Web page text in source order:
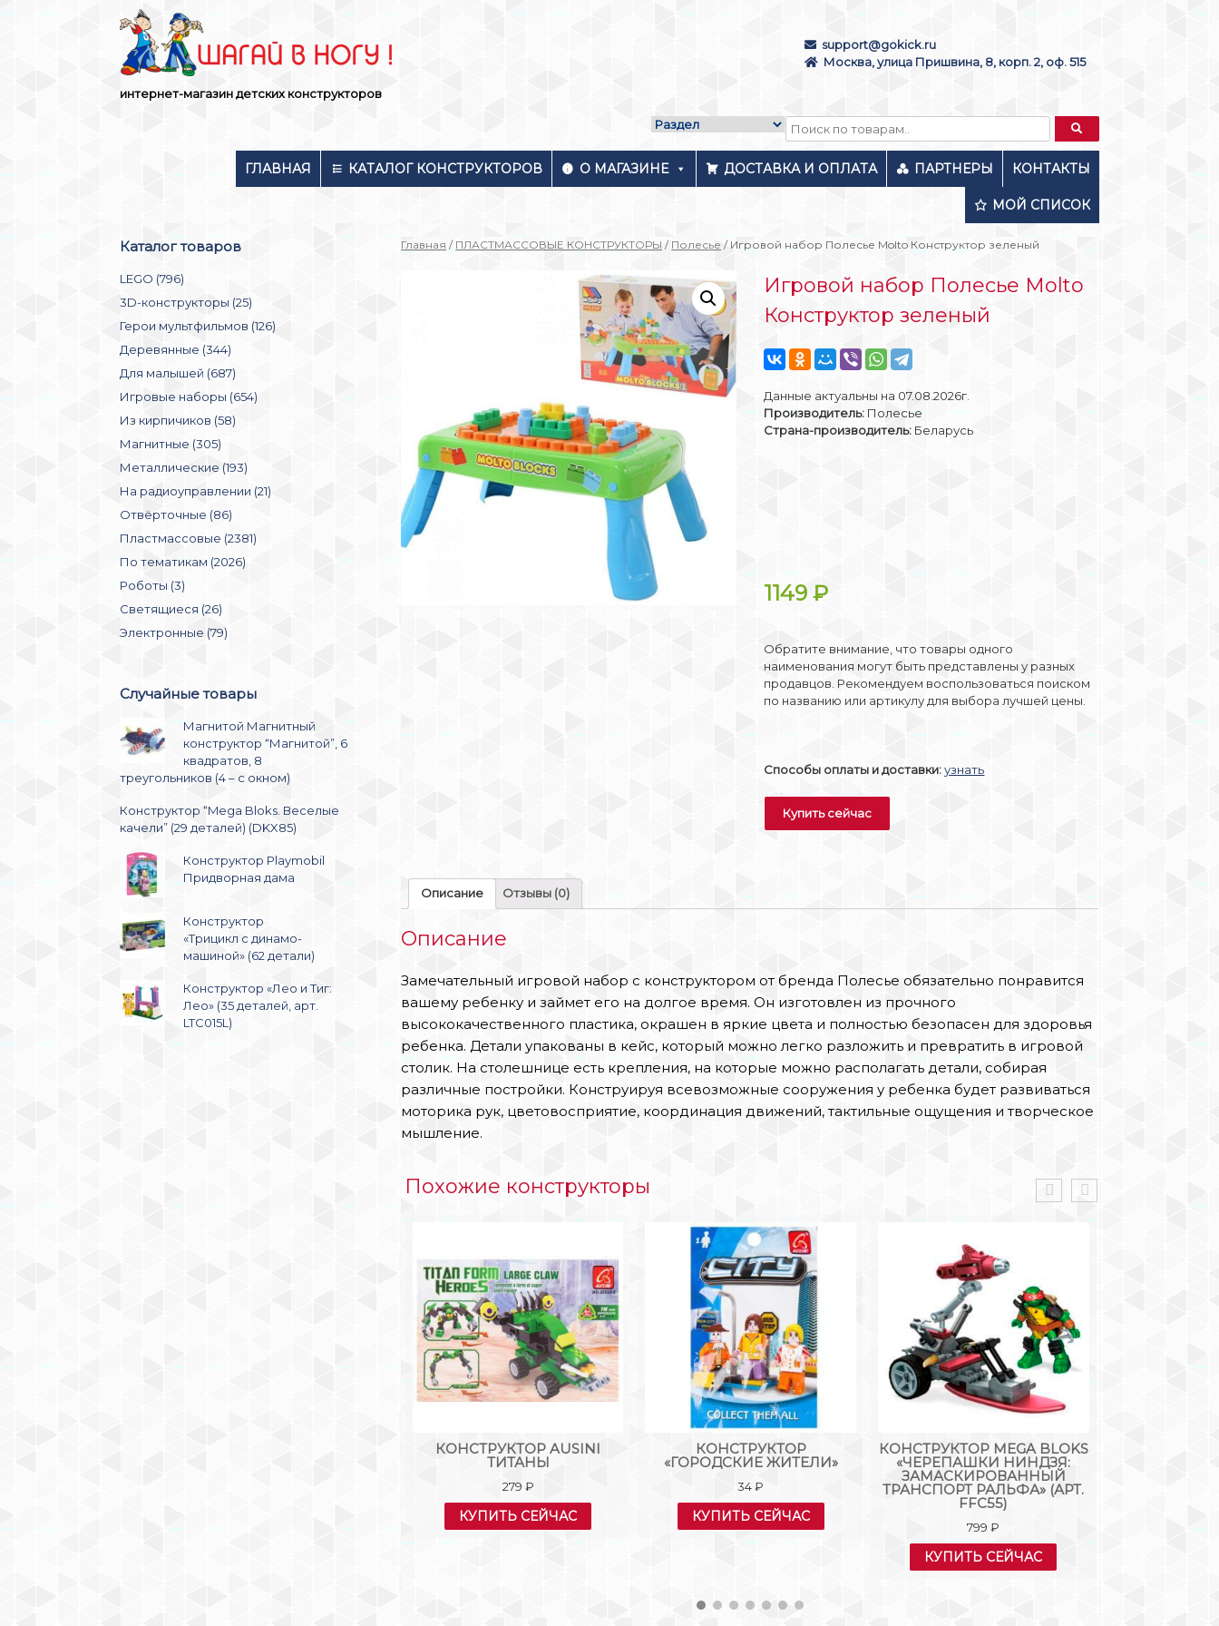
интернет-магазин детских конструкторов
support@gokick.ru
Москва, улица Пришвина, 8, корп. 2, оф. 515
ГЛАВНАЯ КАТАЛОГ КОНСТРУКТОРОВ О МАГАЗИНЕ ДОСТАВКА И ОПЛАТА ПАРТНЕРЫ КОНТАКТЫ
МОЙ СПИСОК
Главная / ПЛАСТМАССОВЫЕ КОНСТРУКТОРЫ / Полесье / Игровой набор Полесье Molto Конструктор зеленый
Игровой набор Полесье Molto
Конструктор зеленый
Данные актуальны на 07.08.2026г.
Производитель: Полесье
Страна-производитель: Беларусь
1149₽
Обратите внимание, что товары одного
наименования могут быть представлены у разных
продавцов. Рекомендуем воспользоваться поиском
по названию или артикулу для выбора лучшей цены.
Способы оплаты и доставки: узнать
Купить сейчас
Описание Отзывы (0)
Описание
Замечательный игровой набор с конструктором от бренда Полесье обязательно понравится
вашему ребенку и займет его на долгое время. Он изготовлен из прочного
высококачественного пластика, окрашен в яркие цвета и полностью безопасен для здоровья
ребенка. Детали упакованы в кейс, который можно легко разложить и превратить в игровой
столик. На столешнице есть крепления, на которые можно располагать детали, собирая
различные постройки. Конструируя всевозможные сооружения у ребенка будет развиваться
моторика рук, цветовосприятие, координация движений, тактильные ощущения и творческое
мышление.
Похожие конструкторы
КОНСТРУКТОР AUSINI
ТИТАНЫ
279 ₽
КУПИТЬ СЕЙЧАС
КОНСТРУКТОР
«ГОРОДСКИЕ ЖИТЕЛИ»
34₽
КУПИТЬ СЕЙЧАС
КОНСТРУКТОР MEGA BLOKS
«ЧЕРЕПАШКИ НИНДЗЯ:
ЗАМАСКИРОВАННЫЙ
ТРАНСПОРТ РАЛЬФА» (АРТ.
FFC55)
799₽
КУПИТЬ СЕЙЧАС
Каталог товаров
LEGO (796)
3D-конструкторы (25)
Герои мультфильмов (126)
Деревянные (344)
Для малышей (687)
Игровые наборы (654)
Из кирпичиков (58)
Магнитные (305)
Металлические (193)
На радиоуправлении (21)
Отвёрточные (86)
Пластмассовые (2381)
По тематикам (2026)
Роботы (3)
Светящиеся (26)
Электронные (79)
Случайные товары
Магнитой Магнитный
конструктор “Магнитой”, 6
квадратов, 8
треугольников (4 – с окном)
Конструктор “Mega Bloks. Веселые
качели” (29 деталей) (DKX85)
Конструктор Playmobil
Придворная дама
Конструктор
«Трицикл с динамо-
машиной» (62 детали)
Конструктор «Лео и Тиг:
Лео» (35 деталей, арт.
LTC015L)